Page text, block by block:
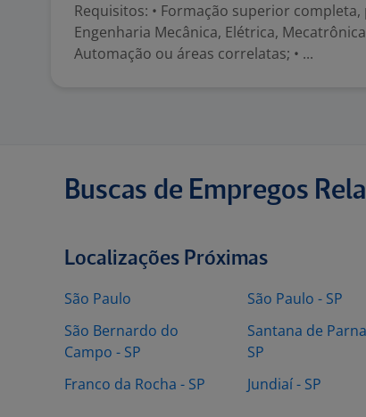
Requisitos: • Formação superior
Engenharia Mecânica, Elétrica,
Automação ou áreas correlatas; • ...
Buscas de Empregos
Localizações Próximas
São Paulo
São Bernardo do
Campo - SP
Franco da Rocha - SP
São Paulo - SP
Santana de
SP
Jundiaí - SP